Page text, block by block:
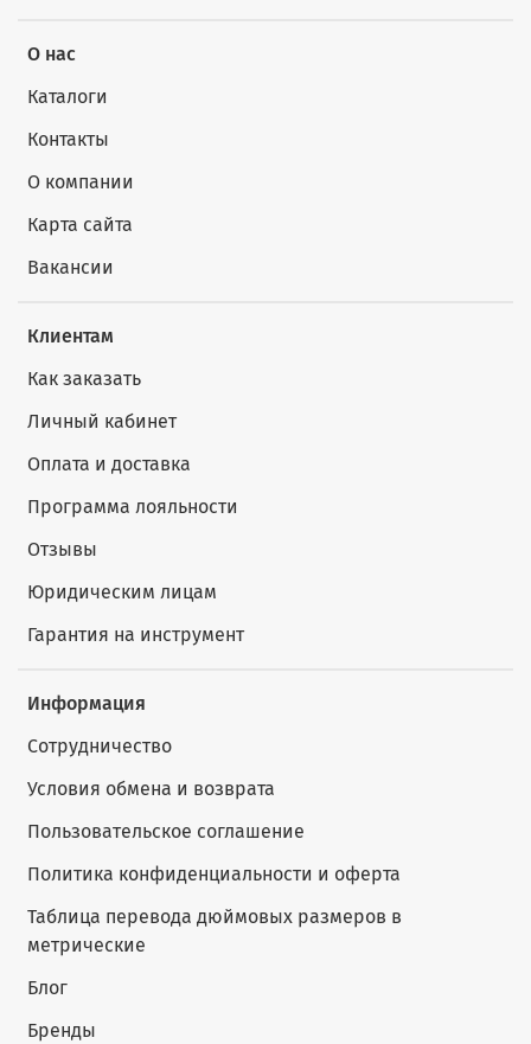
О нас
Каталоги
Контакты
О компании
Карта сайта
Вакансии
Клиентам
Как заказать
Личный кабинет
Оплата и доставка
Программа лояльности
Отзывы
Юридическим лицам
Гарантия на инструмент
Информация
Сотрудничество
Условия обмена и возврата
Пользовательское соглашение
Политика конфиденциальности и оферта
Таблица перевода дюймовых размеров в
метрические
Блог
Бренды